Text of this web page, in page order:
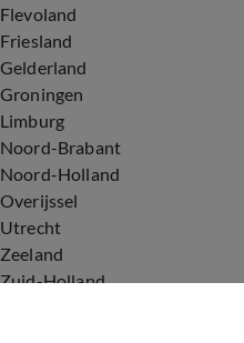
Flevoland
Friesland
Gelderland
Groningen
Limburg
Noord-Brabant
Noord-Holland
Overijssel
Utrecht
Zeeland
Zuid-Holland